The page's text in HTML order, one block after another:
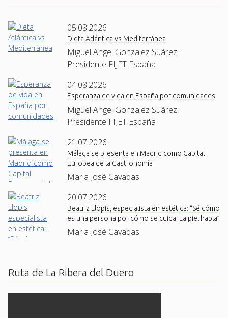
05.08.2026
Dieta Atlántica vs Mediterránea
Miguel Angel Gonzalez Suárez ·
Presidente FIJET España
04.08.2026
Esperanza de vida en España por comunidades
Miguel Angel Gonzalez Suárez ·
Presidente FIJET España
21.07.2026
Málaga se presenta en Madrid como Capital
Europea de la Gastronomía
Maria José Cavadas
20.07.2026
Beatriz Llopis, especialista en estética: “Sé cómo
es una persona por cómo se cuida. La piel habla”
Maria José Cavadas
Ruta de La Ribera del Duero